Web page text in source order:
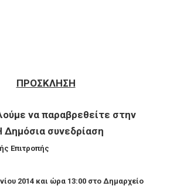
ΠΡΟΣΚΛΗΣΗ
να παραβρεθείτε στην
Δημόσια συνεδρίαση
Επιτροπής
2014 και ώρα 13:00 στο Δημαρχείο